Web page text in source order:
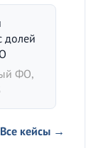
долей
ФО,
Все кейсы →